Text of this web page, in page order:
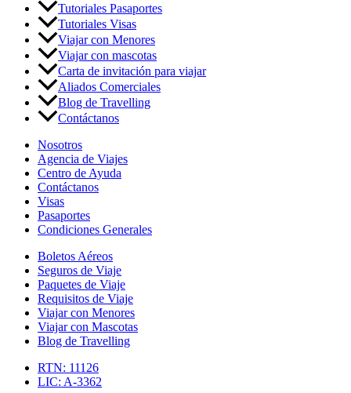
Tutoriales Pasaportes
Tutoriales Visas
Viajar con Menores
Viajar con mascotas
Carta de invitación para viajar
Aliados Comerciales
Blog de Travelling
Contáctanos
Nosotros
Agencia de Viajes
Centro de Ayuda
Contáctanos
Visas
Pasaportes
Condiciones Generales
Boletos Aéreos
Seguros de Viaje
Paquetes de Viaje
Requisitos de Viaje
Viajar con Menores
Viajar con Mascotas
Blog de Travelling
RTN: 11126
LIC: A-3362